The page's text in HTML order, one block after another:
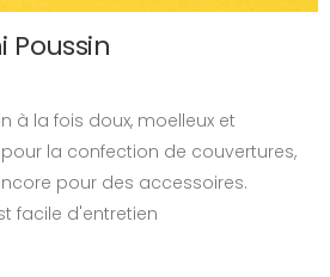
Poussin
à la fois doux, moelleux et
la confection de couvertures,
pour des accessoires.
facile d'entretien